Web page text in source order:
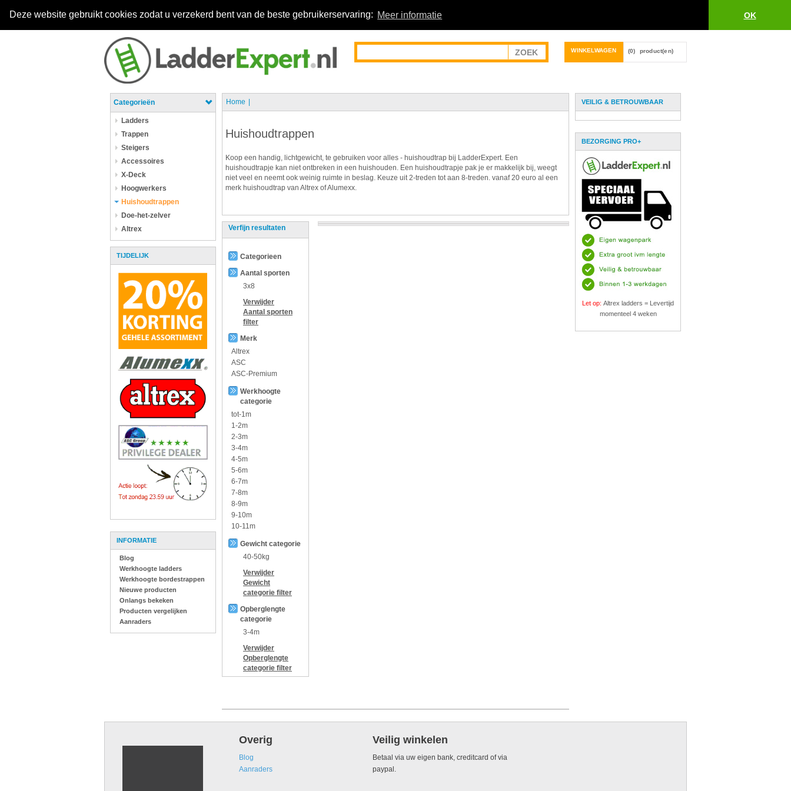
Deze website gebruikt cookies zodat u verzekerd bent van de beste gebruikerservaring: Meer informatie OK
WINKELWAGEN (0) product(en)
Categorieën
Ladders
Trappen
Steigers
Accessoires
X-Deck
Hoogwerkers
Huishoudtrappen
Doe-het-zelver
Altrex
TIJDELIJK
INFORMATIE
Blog
Werkhoogte ladders
Werkhoogte bordestrappen
Nieuwe producten
Onlangs bekeken
Producten vergelijken
Aanraders
Home
Huishoudtrappen
Koop een handig, lichtgewicht, te gebruiken voor alles - huishoudtrap bij LadderExpert. Een
huishoudtrapje kan niet ontbreken in een huishouden. Een huishoudtrapje pak je er makkelijk bij, weegt
niet veel en neemt ook weinig ruimte in beslag. Keuze uit 2-treden tot aan 8-treden. vanaf 20 euro al een
merk huishoudtrap van Altrex of Alumexx.
Verfijn resultaten
Categorieen
Aantal sporten
3x8
Verwijder
Aantal sporten
filter
Merk
Altrex
ASC
ASC-Premium
Werkhoogte
categorie
tot-1m
1-2m
2-3m
3-4m
4-5m
5-6m
6-7m
7-8m
8-9m
9-10m
10-11m
Gewicht categorie
40-50kg
Verwijder
Gewicht
categorie filter
Opberglengte
categorie
3-4m
Verwijder
Opberglengte
categorie filter
VEILIG & BETROUWBAAR
BEZORGING PRO+
Let op: Altrex ladders = Levertijd
momenteel 4 weken
Overig
Blog
Aanraders
Veilig winkelen
Betaal via uw eigen bank, creditcard of via
paypal.